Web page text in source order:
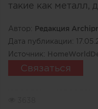
такие как металл,
Автор: Редакция
Дата публикации:
Источник:
Связаться